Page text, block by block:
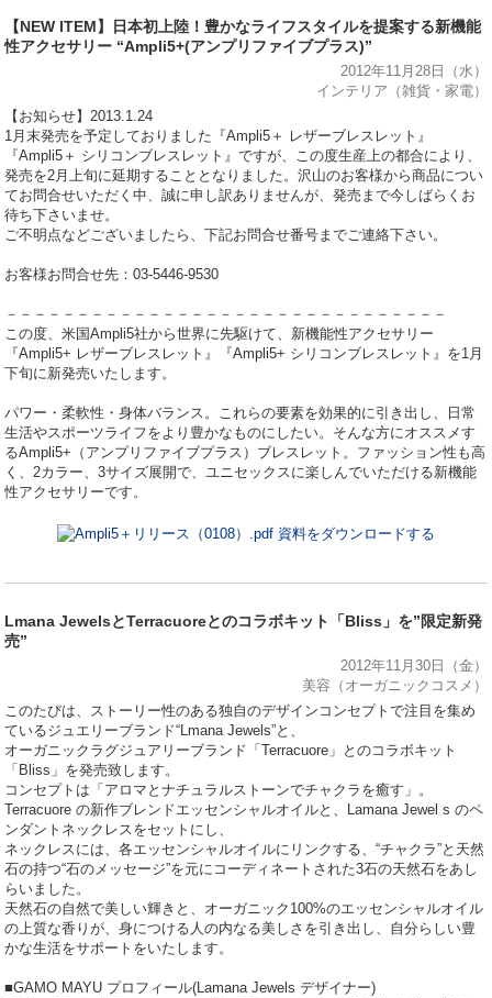
【NEW ITEM】日本初上陸！豊かなライフスタイルを提案する新機能
性アクセサリー “Ampli5+(アンプリファイブプラス)”
2012年11月28日（水）
インテリア（雑貨・家電）
【お知らせ】2013.1.24
1月末発売を予定しておりました『Ampli5＋ レザーブレスレット』
『Ampli5＋ シリコンブレスレット』ですが、この度生産上の都合により、
発売を2月上旬に延期することとなりました。沢山のお客様から商品につい
てお問合せいただく中、誠に申し訳ありませんが、発売まで今しばらくお
待ち下さいませ。
ご不明点などございましたら、下記お問合せ番号までご連絡下さい。
お客様お問合せ先：03-5446-9530
－－－－－－－－－－－－－－－－－－－－－－－－－－－－－－－
この度、米国Ampli5社から世界に先駆けて、新機能性アクセサリー
『Ampli5+ レザーブレスレット』『Ampli5+ シリコンブレスレット』を1月
下旬に新発売いたします。
パワー・柔軟性・身体バランス。これらの要素を効果的に引き出し、日常
生活やスポーツライフをより豊かなものにしたい。そんな方にオススメす
るAmpli5+（アンプリファイブプラス）ブレスレット。ファッション性も高
く、2カラー、3サイズ展開で、ユニセックスに楽しんでいただける新機能
性アクセサリーです。
資料をダウンロードする
Lmana JewelsとTerracuoreとのコラボキット「Bliss」を”限定新発
売”
2012年11月30日（金）
美容（オーガニックコスメ）
このたびは、ストーリー性のある独自のデザインコンセプトで注目を集め
ているジュエリーブランド“Lmana Jewels”と、
オーガニックラグジュアリーブランド「Terracuore」とのコラボキット
「Bliss」を発売致します。
コンセプトは「アロマとナチュラルストーンでチャクラを癒す」。
Terracuore の新作ブレンドエッセンシャルオイルと、Lamana Jewel s のペ
ンダントネックレスをセットにし、
ネックレスには、各エッセンシャルオイルにリンクする、“チャクラ”と天然
石の持つ“石のメッセージ”を元にコーディネートされた3石の天然石をあし
らいました。
天然石の自然で美しい輝きと、オーガニック100%のエッセンシャルオイル
の上質な香りが、身につける人の内なる美しさを引き出し、自分らしい豊
かな生活をサポートをいたします。
■GAMO MAYU プロフィール(Lamana Jewels デザイナー)